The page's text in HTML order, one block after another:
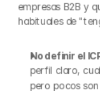
empresas B2B y
habituales de
No definir el
perfil claro,
pero pocos